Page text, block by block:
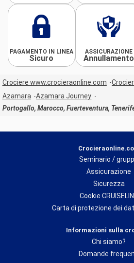
PAGAMENTO IN LINEA
Sicuro
ASSICURAZIONE
Annullamento
Crociere www.crocieraonline.com
Azamara
Azamara Journey
Portogallo, Marocco, Fuerteventura,
Seminario /
Assicurazione
Sicurezza
Cookie
Carta di protezione dei
Informazioni sulla
Chi siamo?
Domande